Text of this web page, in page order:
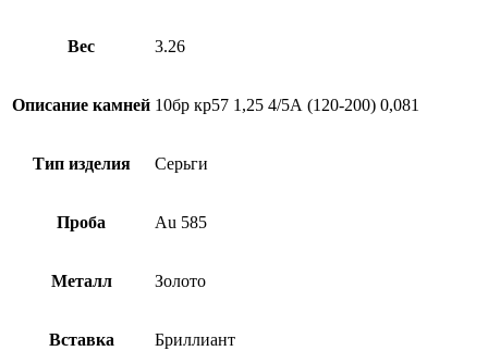
Вес 3.26
Описание камней 10бр кр57 1,25 4/5А (120-200) 0,081
Тип изделия Серьги
Проба Au 585
Металл Золото
Вставка Бриллиант